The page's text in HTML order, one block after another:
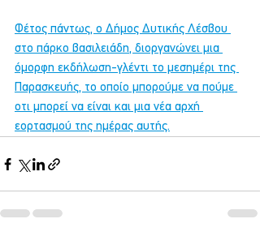
Φέτος πάντως, ο Δήμος Δυτικής Λέσβου
στο πάρκο βασιλειάδη, διοργανώνει μια
όμορφη εκδήλωση-γλέντι το μεσημέρι της
Παρασκευής, το οποίο μπορούμε να πούμε
οτι μπορεί να είναι και μια νέα αρχή
εορτασμού της ημέρας αυτής.